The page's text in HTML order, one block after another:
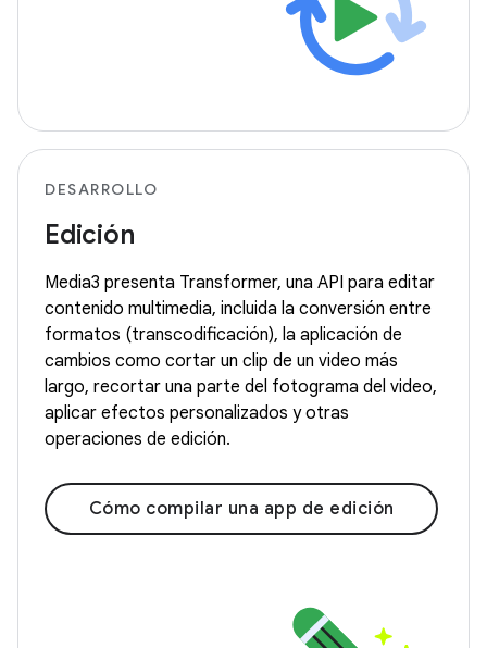
DESARROLLO
Edición
Media3 presenta Transformer, una API para editar
contenido multimedia, incluida la conversión entre
formatos (transcodificación), la aplicación de
cambios como cortar un clip de un video más
largo, recortar una parte del fotograma del video,
aplicar efectos personalizados y otras
operaciones de edición.
Cómo compilar una app de edición